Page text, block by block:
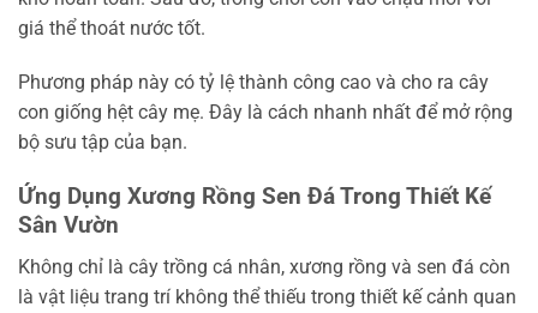
giá thể thoát nước tốt.
Phương pháp này có tỷ lệ thành công cao và cho ra cây
con giống hệt cây mẹ. Đây là cách nhanh nhất để mở rộng
bộ sưu tập của bạn.
Ứng Dụng Xương Rồng Sen Đá Trong Thiết Kế
Sân Vườn
Không chỉ là cây trồng cá nhân, xương rồng và sen đá còn
là vật liệu trang trí không thể thiếu trong thiết kế cảnh quan